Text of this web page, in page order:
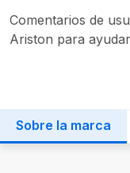
Comentarios de
Ariston para
Sobre la marca